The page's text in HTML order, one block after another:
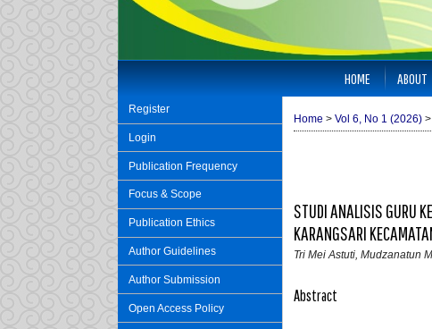
Register
Login
Publication Frequency
Focus & Scope
Publication Ethics
Author Guidelines
Author Submission
Open Access Policy
HOME ABOUT
Home > Vol 6, No 1 (2026) >
STUDI ANALISIS GURU
KARANGSARI
Tri Mei Astuti, Mudzanatun
Abstract